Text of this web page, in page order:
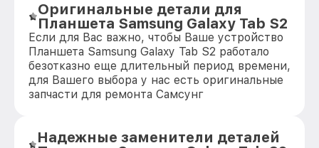
Оригинальные детали для
Планшета Samsung Galaxy Tab S2
Если для Вас важно, чтобы Ваше устройство
Планшета Samsung Galaxy Tab S2 работало
безотказно еще длительный период времени,
для Вашего выбора у нас есть оригинальные
запчасти для ремонта Самсунг
Надежные заменители деталей